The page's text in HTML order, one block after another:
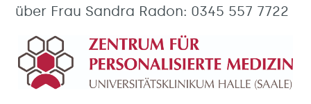
über Frau Sandra Radon: 0345 557 7722